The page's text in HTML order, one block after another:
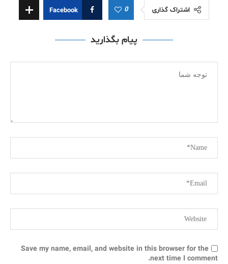
اشتراک گذاری 0
Facebook
پیام بگذارید
Save my name, email, and website in this browser for the
next time I comment.